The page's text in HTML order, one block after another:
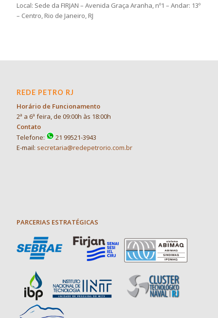
Local: Sede da FIRJAN – Avenida Graça Aranha, nº1 – Andar: 13º
– Centro, Rio de Janeiro, RJ
REDE PETRO RJ
Horário de Funcionamento
2ª a 6ª feira, de 09:00h às 18:00h
Contato
Telefone:
21 99521-3943
E-mail: secretaria@redepetrorio.com.br
PARCERIAS ESTRATÉGICAS